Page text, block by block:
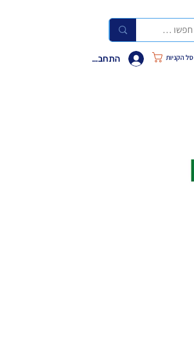
התחבר סל הקניות